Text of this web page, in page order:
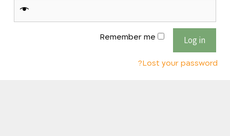
Remember me Log in
Lost your password?